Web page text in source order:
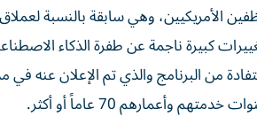
كبيرة ناجمة عن طفرة الذكاء
من البرنامج والذي تم الإعلان عنه
70 عاماً أو أكثر.